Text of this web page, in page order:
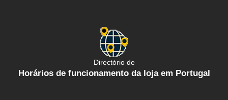
Directório de
Horários de funcionamento da loja em Portugal